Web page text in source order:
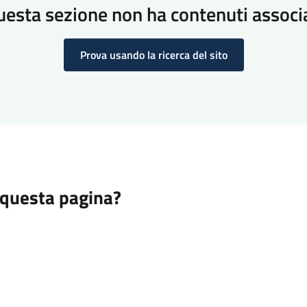
sezione non ha contenuti
Prova usando la ricerca del sito